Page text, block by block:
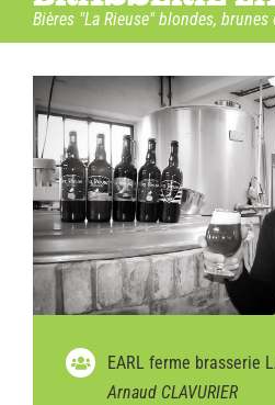
Bières "La Rieuse" blondes, brunes
EARL ferme brasserie
Arnaud CLAVURIER